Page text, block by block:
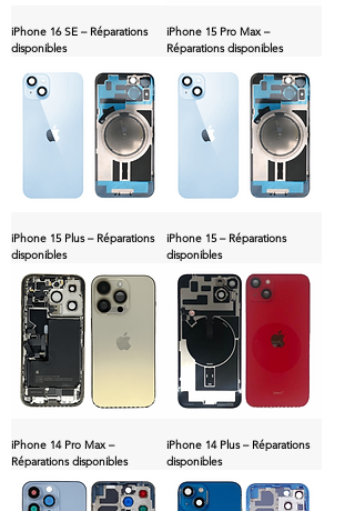
iPhone 16 SE – Réparations
disponibles
iPhone 15 Pro Max –
Réparations disponibles
iPhone 15 Plus – Réparations
disponibles
iPhone 15 – Réparations
disponibles
iPhone 14 Pro Max –
Réparations disponibles
iPhone 14 Plus – Réparations
disponibles